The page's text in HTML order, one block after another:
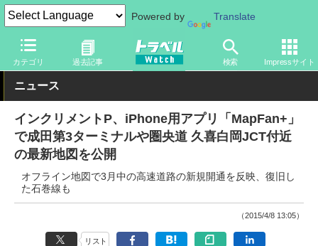
Powered by Translate
カテゴリ 過去記事 検索 Impressサイト
トラベル Watch 旅の情報 書籍・Web 地図
ニュース
インクリメントP、iPhone用アプリ「MapFan+」
で成田第3ターミナルや圏央道 久喜白岡JCT付近
の最新地図を公開
オフライン地図で3月中の高速道路の新規開通を反映、復旧し
た石巻線も
（2015/4/8 13:05）
リスト